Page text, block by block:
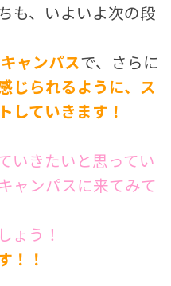
も、いよいよ次の段
ャンパスで、さらに
じられるように、ス
していきます！
いきたいと思ってい
ャンパスに来てみて
ょう！
！！